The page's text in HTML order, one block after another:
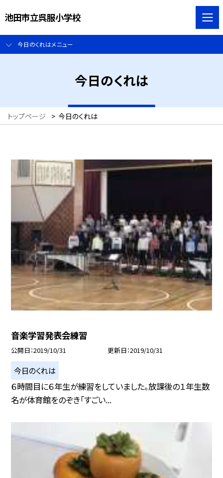
池田市立呉服小学校
今日のくれはメニュー
今日のくれは
トップページ > 今日のくれは
音楽学習発表会練習
公開日 2019/10/31 更新日 2019/10/31
今日のくれは
６時間目に６年生が練習をしていました。放課後の１年生数
名が体育館をのぞき「すごい...